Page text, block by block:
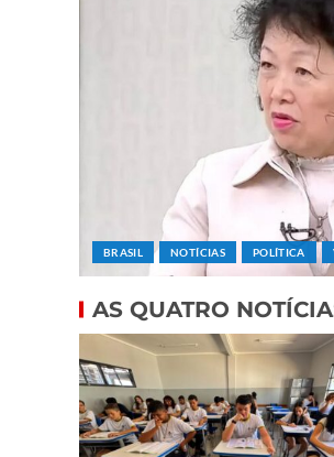
BRASIL NOTÍCIAS POLÍTICA
AS QUATRO